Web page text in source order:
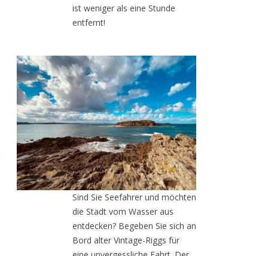
ist weniger als eine Stunde
entfernt!
Sind Sie Seefahrer und möchten
die Stadt vom Wasser aus
entdecken? Begeben Sie sich an
Bord alter Vintage-Riggs für